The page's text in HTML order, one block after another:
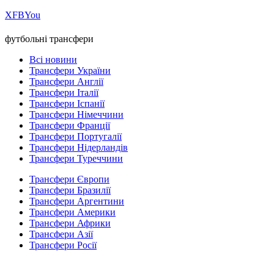
ХFBYou
футбольні трансфери
Всі новини
Трансфери України
Трансфери Англії
Трансфери Італії
Трансфери Іспанії
Трансфери Німеччини
Трансфери Франції
Трансфери Португалії
Трансфери Нідерландів
Трансфери Туреччини
Трансфери Європи
Трансфери Бразилії
Трансфери Аргентини
Трансфери Америки
Трансфери Африки
Трансфери Азії
Трансфери Росії